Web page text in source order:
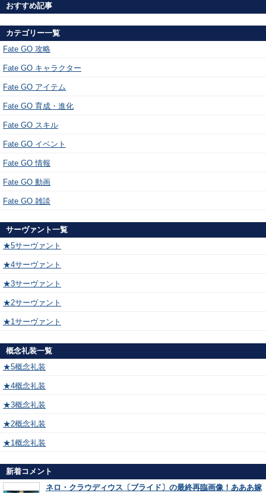
おすすめ記事
カテゴリー一覧
Fate GO 攻略
Fate GO キャラクター
Fate GO アイテム
Fate GO 育成・進化
Fate GO スキル
Fate GO イベント
Fate GO 情報
Fate GO 動画
Fate GO 雑談
サーヴァント一覧
★5サーヴァント
★4サーヴァント
★3サーヴァント
★2サーヴァント
★1サーヴァント
概念礼装一覧
★5概念礼装
★4概念礼装
★3概念礼装
★2概念礼装
★1概念礼装
新着コメント
ネロ・クラウディウス〔ブライド〕の最終再臨画像！あああ嫁